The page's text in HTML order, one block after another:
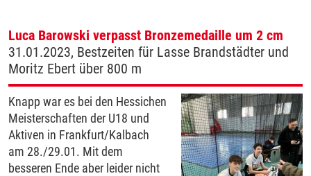
Luca Barowski verpasst Bronzemedaille um 2 cm
31.01.2023, Bestzeiten für Lasse Brandstädter und
Moritz Ebert über 800 m
Knapp war es bei den Hessichen
Meisterschaften der U18 und
Aktiven in Frankfurt/Kalbach
am 28./29.01. Mit dem
besseren Ende aber leider nicht